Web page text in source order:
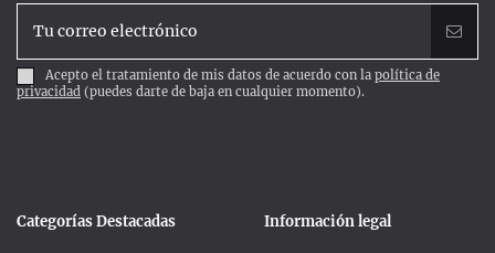
Acepto el tratamiento de mis datos de acuerdo con la política de
privacidad (puedes darte de baja en cualquier momento).
Categorías Destacadas Información legal